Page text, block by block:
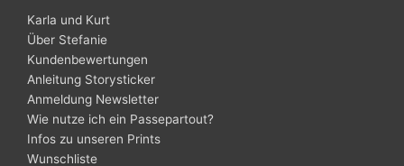
Karla und Kurt
Über Stefanie
Kundenbewertungen
Anleitung Storysticker
Anmeldung Newsletter
Wie nutze ich ein Passepartout?
Infos zu unseren Prints
Wunschliste